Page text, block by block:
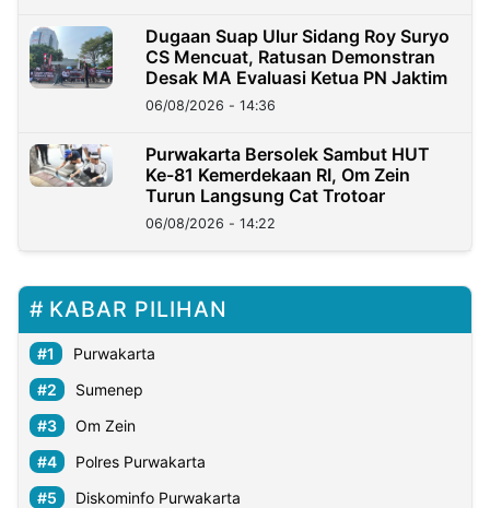
Dugaan Suap Ulur Sidang Roy Suryo
CS Mencuat, Ratusan Demonstran
Desak MA Evaluasi Ketua PN Jaktim
06/08/2026 - 14:36
Purwakarta Bersolek Sambut HUT
Ke-81 Kemerdekaan RI, Om Zein
Turun Langsung Cat Trotoar
06/08/2026 - 14:22
KABAR PILIHAN
Purwakarta
Sumenep
Om Zein
Polres Purwakarta
Diskominfo Purwakarta